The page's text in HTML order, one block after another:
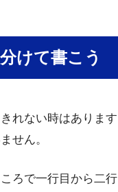
けて書こう
れない時はあります
せん。
ろで一行目から二行